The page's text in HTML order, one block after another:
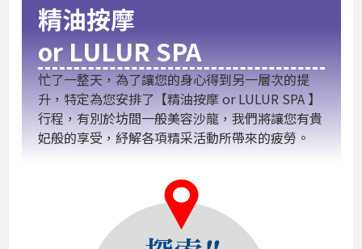
精油按摩
or LULUR SPA
忙了一整天，為了讓您的身心得到另一層次的提
升，特定為您安排了【精油按摩 or LULUR SPA 】
行程，有別於坊間一般美容沙龍，我們將讓您有貴
妃般的享受，紓解各項精采活動所帶來的疲勞。